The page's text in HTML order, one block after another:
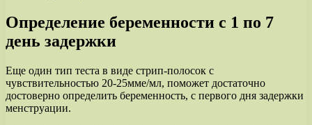
Определение беременности с 1 по 7
день задержки
Еще один тип теста в виде стрип-полосок с
чувствительностью 20-25мме/мл, поможет достаточно
достоверно определить беременность, с первого дня задержки
менструации.